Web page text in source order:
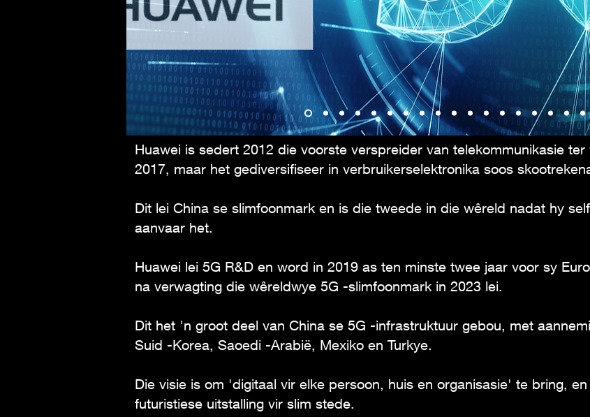
Huawei is sedert 2012 die voorste verspreider van telekommunikasie
2017, maar het gediversifiseer in verbruikerselektronika soos
Dit lei China se slimfoonmark en is die tweede in die wêreld nadat hy
aanvaar het.
Huawei lei 5G R&D en word in 2019 as ten minste twee jaar voor sy
na verwagting die wêreldwye 5G -slimfoonmark in 2023 lei.
Dit het 'n groot deel van China se 5G -infrastruktuur gebou, met
Suid -Korea, Saoedi -Arabië, Mexiko en Turkye.
Die visie is om 'digitaal vir elke persoon, huis en organisasie' te bring,
futuristiese uitstalling vir slim stede.